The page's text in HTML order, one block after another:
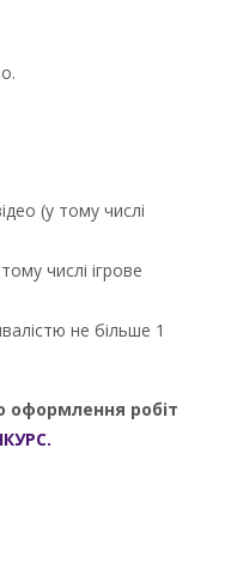
(у тому числі
числі ігрове
не більше 1
робіт